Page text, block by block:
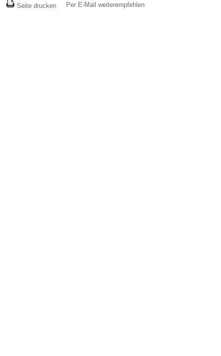
Seite drucken Per E-Mail weiterempfehlen